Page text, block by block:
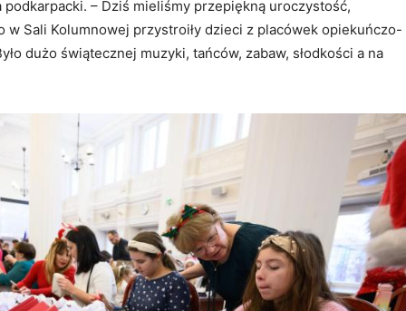
– Dziś mieliśmy przepiękną uroczystość,
Sali Kolumnowej przystroiły dzieci z placówek opiekuńczo-
dużo świątecznej muzyki, tańców, zabaw, słodkości a na